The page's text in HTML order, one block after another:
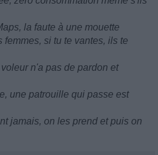
la faute à une mouette
femmes, si tu te vantes, ils te
n'a pas de pardon et
une patrouille qui passe est
jamais, on les prend et puis on